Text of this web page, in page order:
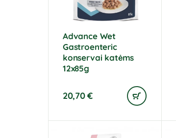
Advance Wet
Gastroenteric
konservai katėms
12x85g
20,70€